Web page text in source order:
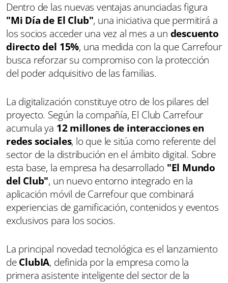
Dentro de las nuevas ventajas anunciadas figura
"Mi Día de El Club", una iniciativa que permitirá a
los socios acceder una vez al mes a un descuento
directo del 15%, una medida con la que Carrefour
busca reforzar su compromiso con la protección
del poder adquisitivo de las familias.
La digitalización constituye otro de los pilares del
proyecto. Según la compañía, El Club Carrefour
acumula ya 12 millones de interacciones en
redes sociales, lo que le sitúa como referente del
sector de la distribución en el ámbito digital. Sobre
esta base, la empresa ha desarrollado "El Mundo
del Club", un nuevo entorno integrado en la
aplicación móvil de Carrefour que combinará
experiencias de gamificación, contenidos y eventos
exclusivos para los socios.
La principal novedad tecnológica es el lanzamiento
deClubIA, definida por la empresa como la
primera asistente inteligente del sector de la